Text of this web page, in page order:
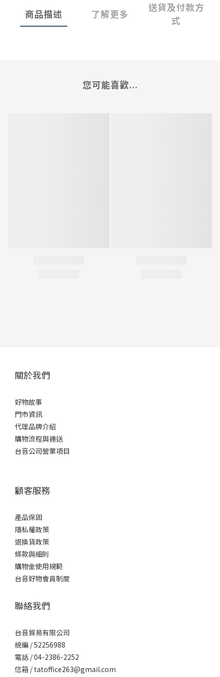
商品描述 了解更多
送貨及付款方
式
您可能喜歡...
關於我們
好物故事
門市資訊
代理品牌介紹
購物流程與運送
台音公司營業項目
顧客服務
產品保固
隱私權政策
退換貨政策
條款與細則
購物金使用規範
台音好物會員制度
聯絡我們
台音貿易有限公司
統編 / 52256988
電話 / 04-2386-2252
信箱 / tatoffice263@gmail.com